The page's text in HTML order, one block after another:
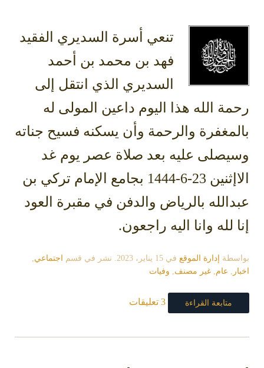
تنعي أسرة السديري الفقيد
فهد بن محمد بن أحمد
السديري الذي انتقل إلى
رحمة الله هذا اليوم داعين المولى له
بالمغفرة والرحمة وأن يسكنه فسيح جناته
وسيصلى عليه بعد صلاة عصر يوم غد
الاإثنين 23-6-1444 بجامع الإمام تركي بن
عبدالله بالرياض والدفن في مقبرة العود
إنا لله وانا اليه راجعون.
بواسطة إدارة الموقع في 15 يناير، 2023 . نشر في قسم اجتماعي,
اخبار , عام, غير مصنف, وفيات
متابعة القراءة 3 تعليقات